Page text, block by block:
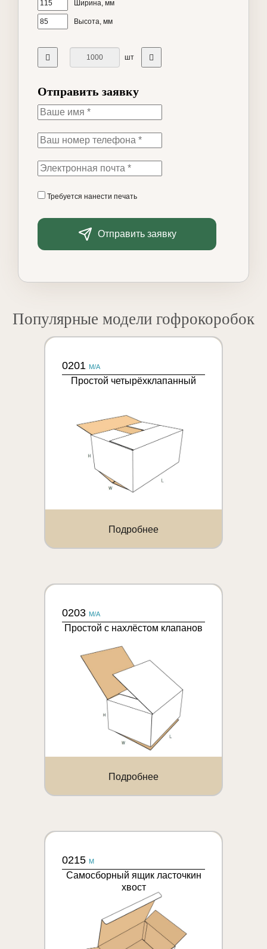
Ширина, мм
Высота, мм
шт
Отправить заявку
Требуется нанести печать
Отправить заявку
Популярные модели гофрокоробок
0201 M/A
Простой четырёхклапанный
Подробнее
0203 M/A
Простой с нахлёстом клапанов
Подробнее
0215 M
Самосборный ящик ласточкин
хвост